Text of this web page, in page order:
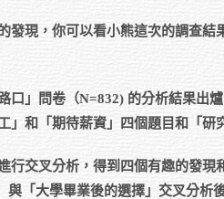
發現，你可以看小熊這次的調查
口」問卷（N=832) 的分析結果出
」和「期待薪資」四個題目和「
行交叉分析，得到四個有趣的發現
與「大學畢業後的選擇」交叉分析